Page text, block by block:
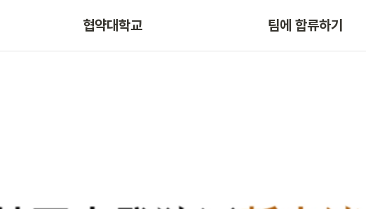
협약대학교 팀에 합류하기